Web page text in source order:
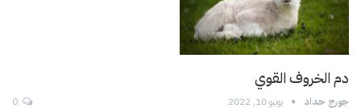
دم الخروف القوي
جورج حداد يونيو 10, 2022